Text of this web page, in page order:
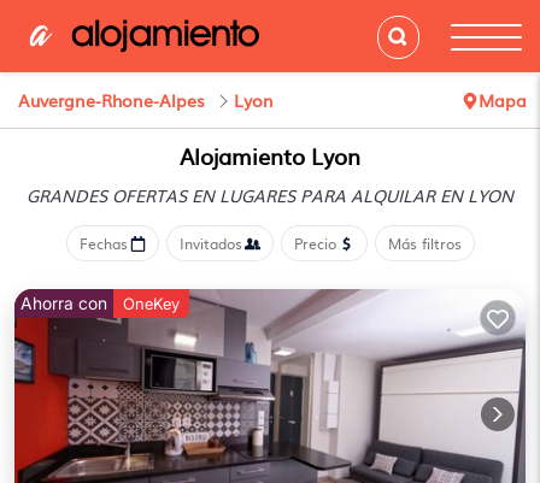
Auvergne-Rhone-Alpes Lyon Mapa
Alojamiento Lyon
GRANDES OFERTAS EN LUGARESPARA ALQUILAR EN LYON
Fechas Invitados Precio Más filtros
Ahorra con OneKey